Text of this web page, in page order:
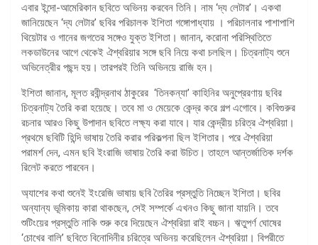
এবার ইন্দো-আমেরিকান ছবিতে অভিনয় করবেন তিনি। নাম ‘দ্য লেটার’। একথা
জানিয়েছেন ‘দ্য লেটার’ ছবির পরিচালক ইশিতা গঙ্গোপাধ্যায় । পরিচালনার পাশাপাশি
থিয়েটার ও গানের জগতের সঙ্গেও যুক্ত ইশিতা। জানান, করোনা পরিস্থিতিতে
লকডাউনের আগে থেকেই ঐশ্বরিয়ার সঙ্গে ছবি নিয়ে কথা চলছিল। চিত্রনাট্য শুনে
অভিনেত্রীর পছন্দ হয়। তারপরই তিনি অভিনয়ে রাজি হন।
ইশিতা জানান, মূলত রবীন্দ্রনাথ ঠাকুরের ‘তিনকন্যা’ কাহিনির অনুপ্রেরণায় ছবির
চিত্রনাট্য তৈরি করা হয়েছে। তবে মা ও মেয়েকে কেন্দ্র করে গল্প এগোবে। কবিগুরুর
রচনার আরও কিছু উপাদান ছবিতে লক্ষ্য করা যাবে। যার কেন্দ্রীয় চরিত্র ঐশ্বরিয়া।
প্রথমে ছবিটি হিন্দি ভাষায় তৈরি করার পরিকল্পনা ছিল ইশিতার। পরে ঐশ্বরিয়া
পরামর্শ দেন, এমন ছবি ইংরাজি ভাষায় তৈরি করা উচিত। তাহলে আন্তর্জাতিক দর্শক
রিলেট করতে পারবেন।
অ্যাশের কথা শুনেই ইংরেজি ভাষায় ছবি তৈরির প্রস্তুতি নিচ্ছেন ইশিতা। ছবির
অন্যান্য ভূমিকায় কারা থাকছেন, সেই সম্পর্কে এখনও কিছু জানা যায়নি। তবে
শুটিংয়ের প্রস্তুতি নাকি শুরু করে দিয়েছেন ঐশ্বরিয়া রাই বচ্চন। ঋতুপর্ণ ঘোষের
‘চোখের বালি’ ছবিতে বিনোদিনীর চরিত্রে অভিনয় করেছিলেন ঐশ্বরিয়া। বিপরীতে